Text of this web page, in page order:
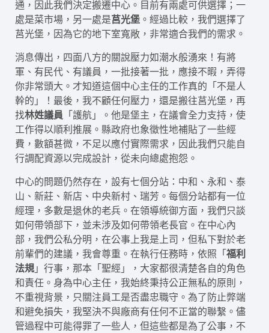
通，因此我們決定搬遷中心。目前有兩處可供選擇；一
處是菜市場，另一處是莒光堡 。經過比較，我們選擇了
莒光堡，因為它的地下室寬敞，非常適合我們的需求。
消息傳出，四面八方的關說壓力如潮水般湧來！有將
軍、有民代、有議員，一批接著一批，應接不暇，弄得
你非常頭大。才知道這個中心主任的工作真的「不是人
幹的」！最後，我不顧任何壓力，還是搬往莒光堡，再
找林姓議員 「護航」。他是堡主，在議會全力支持，使
工作得以順利推展。縣政府也象徵性地補貼了一些經
費，數額甚微，不足以應付實際需求，因此我們只能自
行調配資源以完成設計，從未向總處抱怨。
中心的問題仍然存在，設有七個分站：中和、永和、泰
山、新莊、新店、中央新村、瑞芳。每個分站都有一位
經理，多數是退休的老兵。在領導統御方面，我們只談
如何帶領部下，並未涉及如何帶領老長官。在中心內
部，我們公私分明，在公事上我是上司，但私下對於老
前輩們的建議，我會尊重。在執行任務時，依照「福利
法規」行事，那本「聖經」，大家都很清楚各自的角色
和責任。身為中心主任，我始終秉持公正無私的原則，
不重視背景，只關注員工是否盡忠職守。為了防止弊端
和避免損失，我堅決不與廠商有任何不正當的聯繫。儘
管過程中可能得罪了一些人，但這些都是為了公事，不